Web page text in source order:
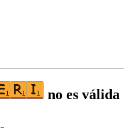
no es válida